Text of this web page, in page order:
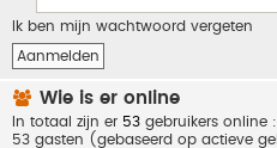
Ik ben mijn wachtwoord vergeten
Wie is er online
In totaal zijn er 53 gebruikers online
53 gasten (gebaseerd op actieve